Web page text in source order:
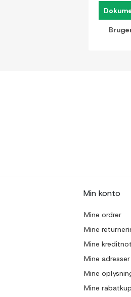
Min konto
Mine ordrer
Mine
Mine
Mine adresser
Mine
Mine